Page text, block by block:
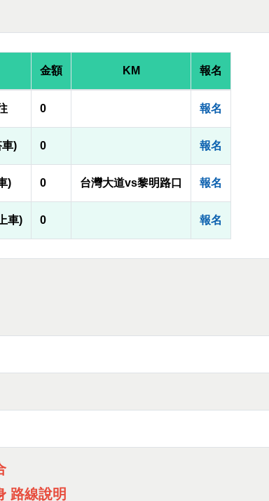
金額 KM 報名
0 報名
) 0 報名
) 0 台灣大道vs黎明路口 報名
車) 0 報名
路線說明